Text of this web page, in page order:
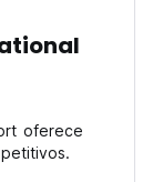
oferece